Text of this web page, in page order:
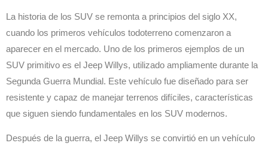
La historia de los SUV se remonta a principios del siglo XX,
cuando los primeros vehículos todoterreno comenzaron a
aparecer en el mercado. Uno de los primeros ejemplos de un
SUV primitivo es el Jeep Willys, utilizado ampliamente durante la
Segunda Guerra Mundial. Este vehículo fue diseñado para ser
resistente y capaz de manejar terrenos difíciles, características
que siguen siendo fundamentales en los SUV modernos.
Después de la guerra, el Jeep Willys se convirtió en un vehículo